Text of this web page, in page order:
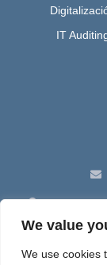
We value
We use cookies
IT
Av.